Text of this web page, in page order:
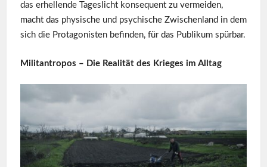
das erhellende Tageslicht konsequent zu vermeiden,
macht das physische und psychische Zwischenland in dem
sich die Protagonisten befinden, für das Publikum spürbar.
Militantropos – Die Realität des Krieges im Alltag